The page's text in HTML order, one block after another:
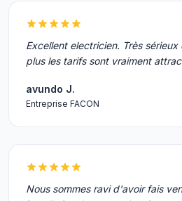
Excellent electricien. Très
plus les tarifs sont vraiment
avundo J.
Entreprise FACON
Nous sommes ravi d'avoir fais